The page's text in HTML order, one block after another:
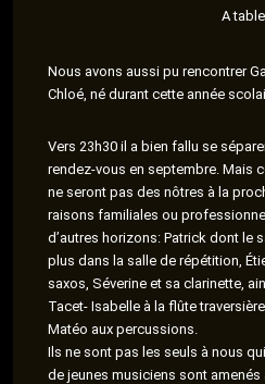
A table
Nous avons aussi pu rencontrer
Chloé, né durant cette année
Vers 23h30 il a bien fallu se
rendez-vous en septembre. Mais
ne seront pas des nôtres à la
raisons familiales ou
d’autres horizons: Patrick dont le
plus dans la salle de répétition,
saxos, Séverine et sa clarinette,
Tacet- Isabelle à la flûte
Matéo aux percussions.
Ils ne sont pas les seuls à nous
de jeunes musiciens sont amenés